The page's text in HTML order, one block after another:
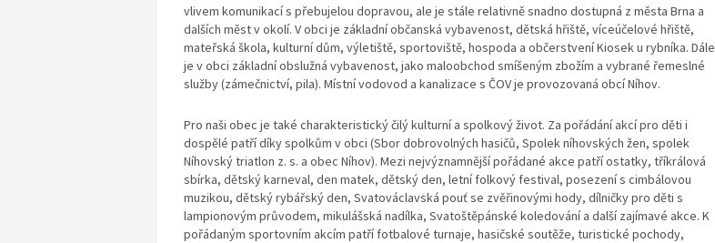
vlivem komunikací s přebujelou dopravou, ale je stále relativně snadno dostupná z města Brna a
dalších měst v okolí. V obci je základní občanská vybavenost, dětská hřiště, víceúčelové hřiště,
mateřská škola, kulturní dům, výletiště, sportoviště, hospoda a občerstvení Kiosek u rybníka. Dále
je v obci základní obslužná vybavenost, jako maloobchod smíšeným zbožím a vybrané řemeslné
služby (zámečnictví, pila). Místní vodovod a kanalizace s ČOV je provozovaná obcí Níhov.
Pro naši obec je také charakteristický čilý kulturní a spolkový život. Za pořádání akcí pro děti i
dospělé patří díky spolkům v obci (Sbor dobrovolných hasičů, Spolek níhovských žen, spolek
Níhovský triatlon z. s. a obec Níhov). Mezi nejvýznamnější pořádané akce patří ostatky, tříkrálová
sbírka, dětský karneval, den matek, dětský den, letní folkový festival, posezení s cimbálovou
muzikou, dětský rybářský den, Svatováclavská pouť se zvěřinovými hody, dílničky pro děti s
lampionovým průvodem, mikulášská nadílka, Svatoštěpánské koledování a další zajímavé akce. K
pořádaným sportovním akcím patří fotbalové turnaje, hasičské soutěže, turistické pochody,